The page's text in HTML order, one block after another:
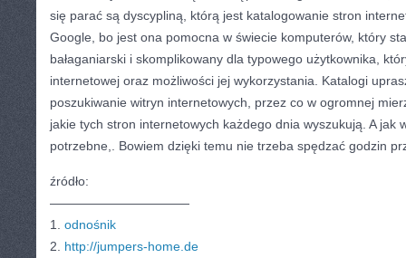
się parać są dyscypliną, którą jest katalogowanie stron
Google, bo jest ona pomocna w świecie komputerów, który
bałaganiarski i skomplikowany dla typowego użytkownika,
internetowej oraz możliwości jej wykorzystania. Katalogi
poszukiwanie witryn internetowych, przez co w ogromnej
jakie tych stron internetowych każdego dnia wyszukują. A jak
potrzebne,. Bowiem dzięki temu nie trzeba spędzać godzin
źródło:
———————————
1. odnośnik
2. http://jumpers-home.de